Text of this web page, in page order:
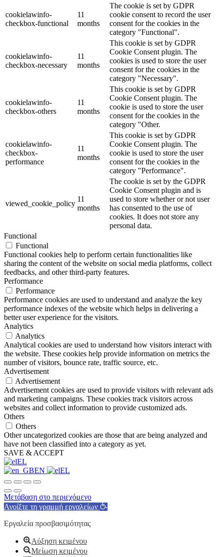
cookielawinfo-
checkbox-functional
11
months
The cookie is set by GDPR
cookie consent to record the user
consent for the cookies in the
category "Functional".
cookielawinfo-
checkbox-necessary
11
months
This cookie is set by GDPR
Cookie Consent plugin. The
cookies is used to store the user
consent for the cookies in the
category "Necessary".
cookielawinfo-
checkbox-others
11
months
This cookie is set by GDPR
Cookie Consent plugin. The
cookie is used to store the user
consent for the cookies in the
category "Other.
cookielawinfo-
checkbox-
performance
11
months
This cookie is set by GDPR
Cookie Consent plugin. The
cookie is used to store the user
consent for the cookies in the
category "Performance".
viewed_cookie_policy
11
months
The cookie is set by the GDPR
Cookie Consent plugin and is
used to store whether or not user
has consented to the use of
cookies. It does not store any
personal data.
Functional
Functional
Functional cookies help to perform certain functionalities like
sharing the content of the website on social media platforms, collect
feedbacks, and other third-party features.
Performance
Performance
Performance cookies are used to understand and analyze the key
performance indexes of the website which helps in delivering a
better user experience for the visitors.
Analytics
Analytics
Analytical cookies are used to understand how visitors interact with
the website. These cookies help provide information on metrics the
number of visitors, bounce rate, traffic source, etc.
Advertisement
Advertisement
Advertisement cookies are used to provide visitors with relevant ads
and marketing campaigns. These cookies track visitors across
websites and collect information to provide customized ads.
Others
Others
Other uncategorized cookies are those that are being analyzed and
have not been classified into a category as yet.
SAVE & ACCEPT
EL
EN
EL
Μετάβαση στο περιεχόμενο
Ανοίξτε τη γραμμή εργαλείων
Εργαλεία προσβασιμότητας
Αύξηση κειμένου
Μείωση κειμένου